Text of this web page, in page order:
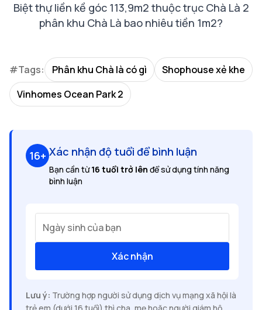
Biệt thự liền kề góc 113,9m2 thuộc trục Chà Là 2
phân khu Chà Là bao nhiêu tiền 1m2?
#Tags: Phân khu Chà là có gì
Shophouse xẻ khe
Vinhomes Ocean Park 2
16+ Xác nhận độ tuổi để bình luận
Bạn cần từ16 tuổi trở lên để sử dụng tính năng
bình luận
Ngày sinh của bạn
Xác nhận
Lưu ý: Trường hợp người sử dụng dịch vụ mạng xã hội là